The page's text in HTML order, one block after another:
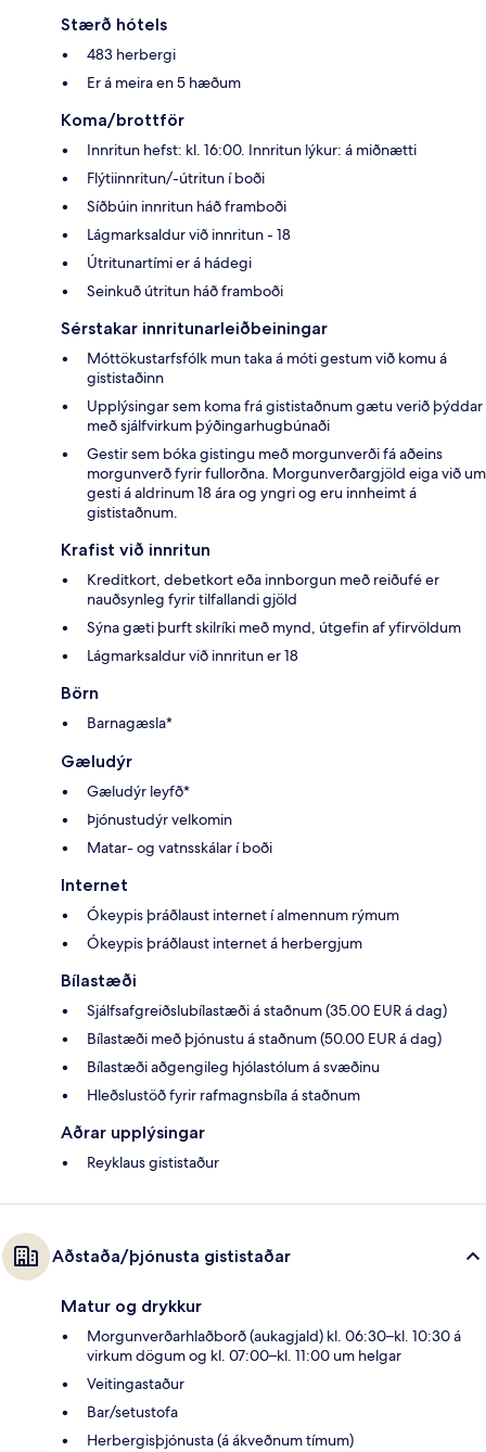
Stærð hótels
483 herbergi
Er á meira en 5 hæðum
Koma/brottför
Innritun hefst: kl. 16:00. Innritun lýkur: á miðnætti
Flýtiinnritun/-útritun í boði
Síðbúin innritun háð framboði
Lágmarksaldur við innritun - 18
Útritunartími er á hádegi
Seinkuð útritun háð framboði
Sérstakar innritunarleiðbeiningar
Móttökustarfsfólk mun taka á móti gestum við komu á
gististaðinn
Upplýsingar sem koma frá gististaðnum gætu verið þýddar
með sjálfvirkum þýðingarhugbúnaði
Gestir sem bóka gistingu með morgunverði fá aðeins
morgunverð fyrir fullorðna. Morgunverðargjöld eiga við um
gesti á aldrinum 18 ára og yngri og eru innheimt á
gististaðnum.
Krafist við innritun
Kreditkort, debetkort eða innborgun með reiðufé er
nauðsynleg fyrir tilfallandi gjöld
Sýna gæti þurft skilríki með mynd, útgefin af yfirvöldum
Lágmarksaldur við innritun er 18
Börn
Barnagæsla*
Gæludýr
Gæludýr leyfð*
Þjónustudýr velkomin
Matar- og vatnsskálar í boði
Internet
Ókeypis þráðlaust internet í almennum rýmum
Ókeypis þráðlaust internet á herbergjum
Bílastæði
Sjálfsafgreiðslubílastæði á staðnum (35.00 EUR á dag)
Bílastæði með þjónustu á staðnum (50.00 EUR á dag)
Bílastæði aðgengileg hjólastólum á svæðinu
Hleðslustöð fyrir rafmagnsbíla á staðnum
Aðrar upplýsingar
Reyklaus gististaður
Aðstaða/þjónusta gististaðar
Matur og drykkur
Morgunverðarhlaðborð (aukagjald) kl. 06:30–kl. 10:30 á
virkum dögum og kl. 07:00–kl. 11:00 um helgar
Veitingastaður
Bar/setustofa
Herbergisþjónusta (á ákveðnum tímum)